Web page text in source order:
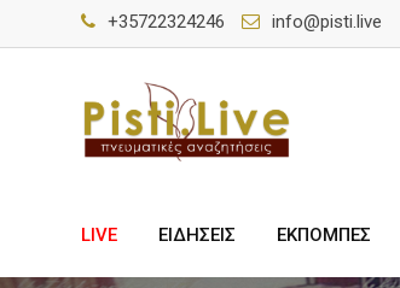
+35722324246 info@pisti.live
LIVE ΕΙΔΗΣΕΙΣ ΕΚΠΟΜΠΕΣ